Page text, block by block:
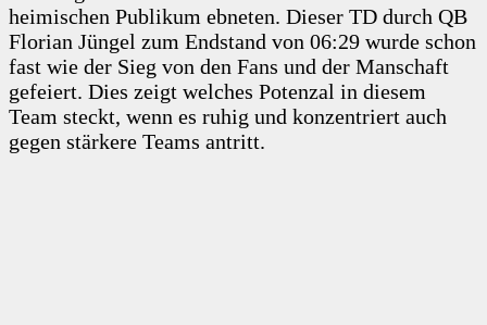
heimischen Publikum ebneten. Dieser TD durch QB
Florian Jüngel zum Endstand von 06:29 wurde schon
fast wie der Sieg von den Fans und der Manschaft
gefeiert. Dies zeigt welches Potenzal in diesem
Team steckt, wenn es ruhig und konzentriert auch
gegen stärkere Teams antritt.